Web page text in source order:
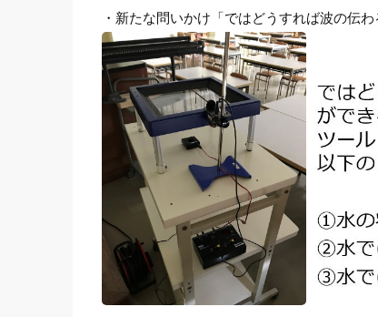
・新たな問いかけ「ではどうすれば波の伝